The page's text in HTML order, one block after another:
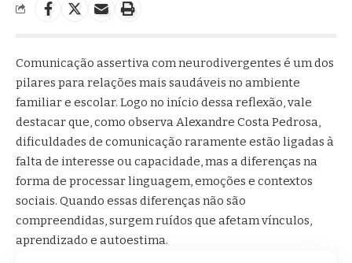
Comunicação assertiva com neurodivergentes é um dos
pilares para relações mais saudáveis no ambiente
familiar e escolar. Logo no início dessa reflexão, vale
destacar que, como observa Alexandre Costa Pedrosa,
dificuldades de comunicação raramente estão ligadas à
falta de interesse ou capacidade, mas a diferenças na
forma de processar linguagem, emoções e contextos
sociais. Quando essas diferenças não são
compreendidas, surgem ruídos que afetam vínculos,
aprendizado e autoestima.